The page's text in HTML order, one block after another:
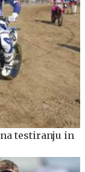
testiranju in